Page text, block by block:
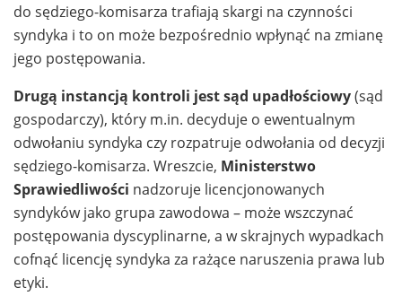
do sędziego-komisarza trafiają skargi na czynności
syndyka i to on może bezpośrednio wpłynąć na zmianę
jego postępowania.
Drugą instancją kontroli jest sąd upadłościowy(sąd
gospodarczy), który m.in. decyduje o ewentualnym
odwołaniu syndyka czy rozpatruje odwołania od decyzji
sędziego-komisarza. Wreszcie, Ministerstwo
Sprawiedliwości nadzoruje licencjonowanych
syndyków jako grupa zawodowa – może wszczynać
postępowania dyscyplinarne, a w skrajnych wypadkach
cofnąć licencję syndyka za rażące naruszenia prawa lub
etyki.